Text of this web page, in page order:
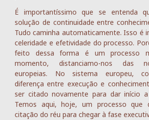
É importantíssimo que se entenda
solução de continuidade entre
Tudo caminha automaticamente. Isso é
celeridade e efetividade do processo.
feito dessa forma é um processo
momento, distanciamo-nos das
europeias. No sistema europeu,
diferença entre execução e
ser citado novamente para dar início
Temos aqui, hoje, um processo que
citação do réu para chegar à fase